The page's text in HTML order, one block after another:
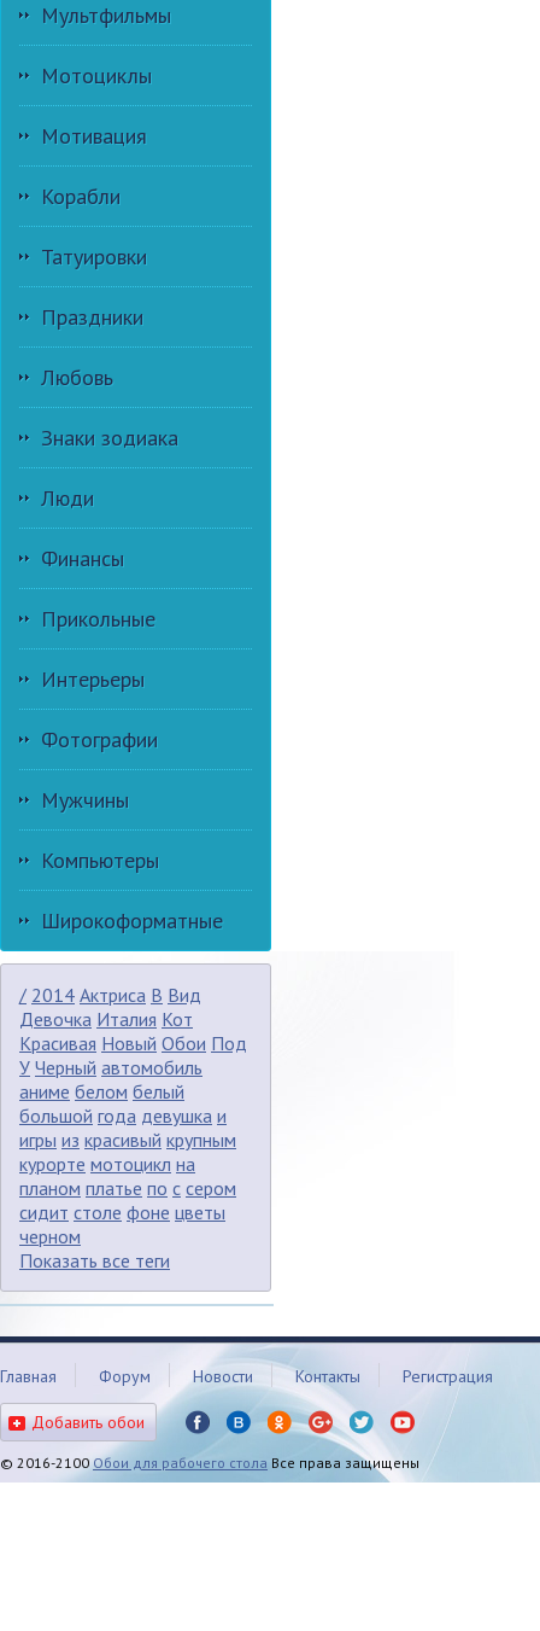
Мультфильмы
Мотоциклы
Мотивация
Корабли
Татуировки
Праздники
Любовь
Знаки зодиака
Люди
Финансы
Прикольные
Интерьеры
Фотографии
Мужчины
Компьютеры
Широкоформатные
/ 2014 Актриса В Вид
Девочка Италия Кот
Красивая Новый Обои Под
У Черный автомобиль
аниме белом белый
большой года девушка и
игры из красивый крупным
курорте мотоцикл на
планом платье по с сером
сидит столе фоне цветы
черном
Показать все теги
Главная Форум Новости Контакты Регистрация
Добавить обои
© 2016-2100Обои для рабочего стола Все права защищены